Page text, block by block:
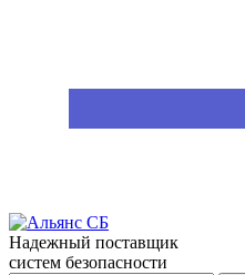
Надежный поставщик
систем безопасности